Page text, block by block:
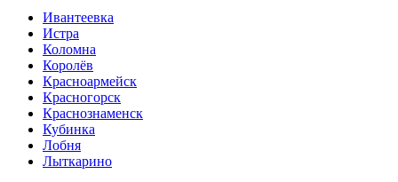
Ивантеевка
Истра
Коломна
Королёв
Красноармейск
Красногорск
Краснознаменск
Кубинка
Лобня
Лыткарино